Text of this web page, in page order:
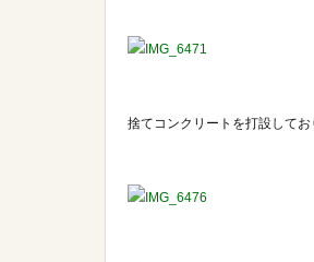
捨てコンクリートを打設してお